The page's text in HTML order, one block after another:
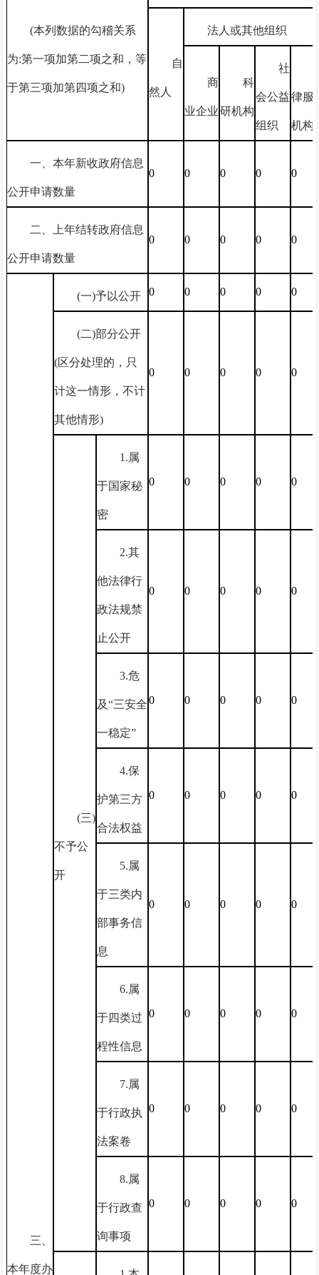
(本列数据的勾稽关系
为:第一项加第二项之和，等
于第三项加第四项之和)
自
然人
法人或其他组织
商
业企业
科
研机构
社
会公益
组织
律服
机构
一、本年新收政府信息
公开申请数量
0 0 0 0 0
二、上年结转政府信息
公开申请数量
0 0 0 0 0
三、
本年度办
(一)予以公开 0 0 0 0 0
(二)部分公开
(区分处理的，只
计这一情形，不计
其他情形)
0 0 0 0 0
(三)
不予公
开
1.属
于国家秘
密
0 0 0 0 0
2.其
他法律行
政法规禁
止公开
0 0 0 0 0
3.危
及“三安全
一稳定”
0 0 0 0 0
4.保
护第三方
合法权益
0 0 0 0 0
5.属
于三类内
部事务信
息
0 0 0 0 0
6.属
于四类过
程性信息
0 0 0 0 0
7.属
于行政执
法案卷
0 0 0 0 0
8.属
于行政查
询事项
0 0 0 0 0